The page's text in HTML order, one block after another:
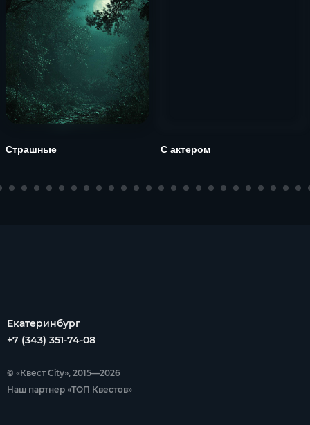
Страшные С актером
Екатеринбург
+7 (343) 351-74-08
© «Квест City», 2015—2026
Наш партнер «ТОП Квестов»